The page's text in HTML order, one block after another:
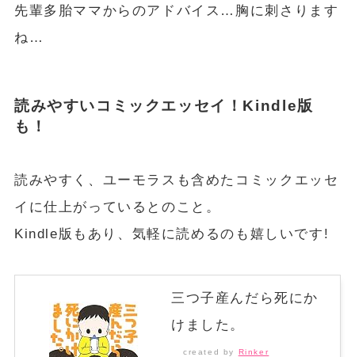
先輩多胎ママからのアドバイス…胸に刺さります
ね…
読みやすいコミックエッセイ！Kindle版
も！
読みやすく、ユーモラスも含めたコミックエッセ
イに仕上がっているとのこと。
Kindle版もあり、気軽に読めるのも嬉しいです!
三つ子産んだら死にか
けました。
created by Rinker